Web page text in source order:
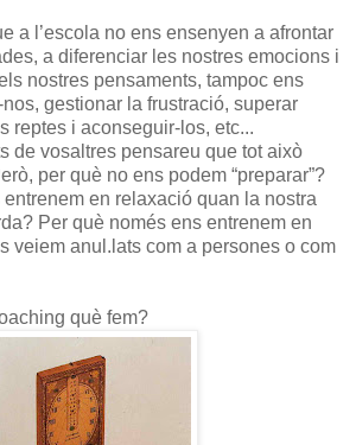
a l’escola no ens ensenyen a afrontar
a diferenciar les nostres emocions i
nostres pensaments, tampoc ens
gestionar la frustració, superar
reptes i aconseguir-los, etc...
de vosaltres pensareu que tot això
per què no ens podem “preparar”?
en relaxació quan la nostra
Per què només ens entrenem en
veiem anul.lats com a persones o com
què fem?